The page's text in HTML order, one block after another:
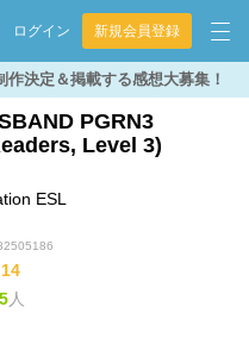
ログイン 新規会員登録
作決定＆掲載する感想大募集！
PGRN3
Level 3)
ESL
人